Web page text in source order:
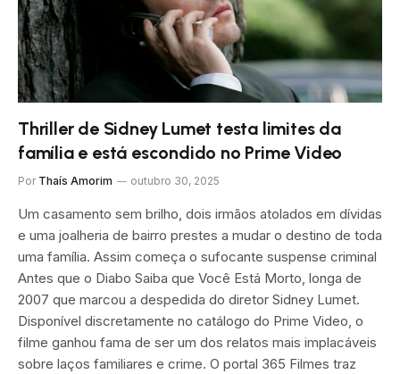
Thriller de Sidney Lumet testa limites da
família e está escondido no Prime Video
Por Thaís Amorim outubro 30, 2025
Um casamento sem brilho, dois irmãos atolados em dívidas
e uma joalheria de bairro prestes a mudar o destino de toda
uma família. Assim começa o sufocante suspense criminal
Antes que o Diabo Saiba que Você Está Morto, longa de
2007 que marcou a despedida do diretor Sidney Lumet.
Disponível discretamente no catálogo do Prime Video, o
filme ganhou fama de ser um dos relatos mais implacáveis
sobre laços familiares e crime. O portal 365 Filmes traz